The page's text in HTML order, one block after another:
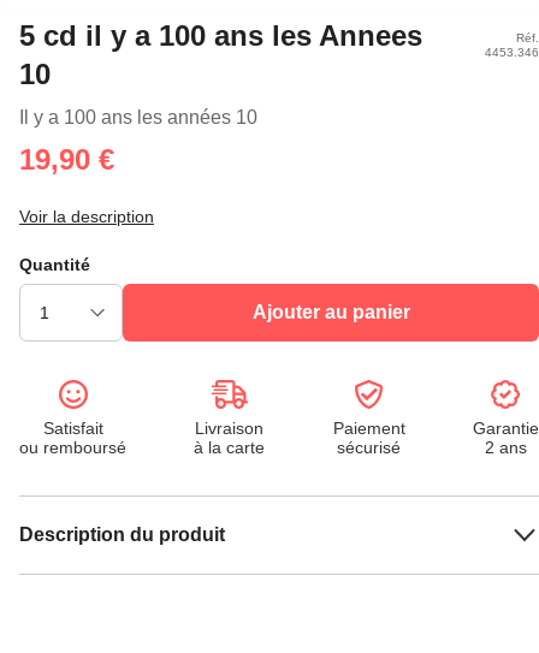
5 cd il y a 100 ans les Annees
10
Il y a 100 ans les années 10
Réf.
4453.346
19,90 €
Voir la description
Quantité
Ajouter au panier
Satisfait
ou remboursé
Livraison
à la carte
Paiement
sécurisé
Garantie
2 ans
Description du produit